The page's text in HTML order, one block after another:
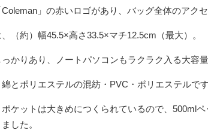
」の赤いロゴがあり、バッグ全体のアク
（約）幅45.5×高さ33.5×マチ12.5cm（最大）。
かりあり、ノートパソコンもラクラク入る大容
とポリエステルの混紡・PVC・ポリエステルです
ケットは大きめにつくられているので、500ml
した。